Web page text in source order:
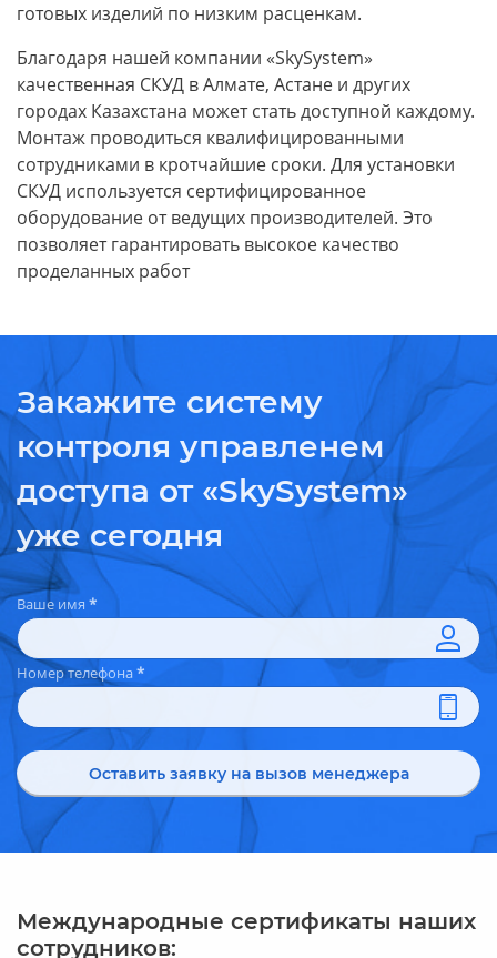
готовых изделий по низким расценкам.
Благодаря нашей компании «SkySystem»
качественная СКУД в Алмате, Астане и других
городах Казахстана может стать доступной каждому.
Монтаж проводиться квалифицированными
сотрудниками в кротчайшие сроки. Для установки
СКУД используется сертифицированное
оборудование от ведущих производителей. Это
позволяет гарантировать высокое качество
проделанных работ
Закажите систему
контроля управленем
доступа от «SkySystem»
уже сегодня
Ваше имя *
Номер телефона*
Оставить заявку на вызов менеджера
Международные сертификаты наших
сотрудников: